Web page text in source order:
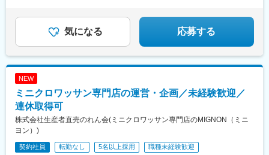
・1年間の定期昇格人数は約200名以上！
・1店舗あたりスタッフ100名以上の大型スーパー！
気になる 応募する
NEW
ミニクロワッサン専門店の運営・企画／未経験歓迎／
連休取得可
株式会社生産者直売のれん会(ミニクロワッサン専門店のMIGNON（ミニ
ヨン）)
契約社員 転勤なし 5名以上採用
職種未経験歓迎